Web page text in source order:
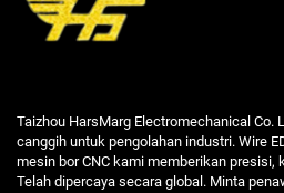
Taizhou HarsMarg Electromechanical Co.
canggih untuk pengolahan industri. Wire
mesin bor CNC kami memberikan presisi,
Telah dipercaya secara global. Minta